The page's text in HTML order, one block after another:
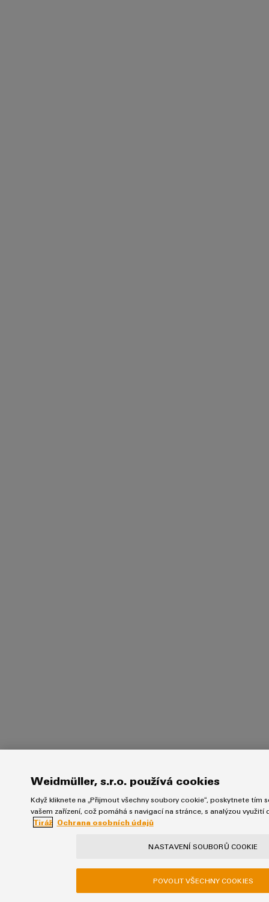
Weidmüller, s.r.o. používá cookies
Když kliknete na „Přijmout všechny soubory cookie“, poskytnete tím
vašem zařízení, což pomáhá s navigací na stránce, s analýzou využití
Tiráž Ochrana osobních údajů
NASTAVENÍ SOUBORŮ COOKIE
POVOLIT VŠECHNY COOKIES